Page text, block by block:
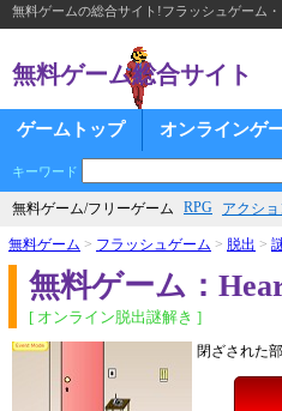
無料ゲームの総合サイト!フラッシュゲーム
無料ゲーム総合サイト
ゲームトップ オンラインゲ
キーワード
無料ゲーム/フリーゲーム RPG アクショ
無料ゲーム > フラッシュゲーム > 脱出 >
無料ゲーム：
[ オンライン脱出謎解き ]
閉ざされた